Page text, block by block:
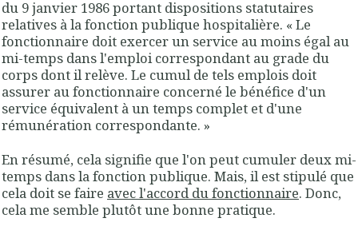
du 9 janvier 1986 portant dispositions statutaires
relatives à la fonction publique hospitalière. « Le
fonctionnaire doit exercer un service au moins égal au
mi-temps dans l'emploi correspondant au grade du
corps dont il relève. Le cumul de tels emplois doit
assurer au fonctionnaire concerné le bénéfice d'un
service équivalent à un temps complet et d'une
rémunération correspondante. »
En résumé, cela signifie que l'on peut cumuler deux mi-
temps dans la fonction publique. Mais, il est stipulé que
cela doit se faire avec l'accord du fonctionnaire. Donc,
cela me semble plutôt une bonne pratique.